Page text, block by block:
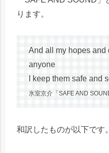
ります。
And all my hopes and
anyone
I keep them safe and
氷室京介「SAFE AND
和訳したものが以下です。